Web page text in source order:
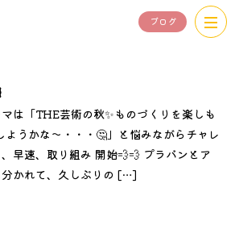
ブログ
は「THE芸術の秋✨ものづくりを楽しも
うかな～・・・🤔」と悩みながらチャレ
早速、取り組み 開始💨💨 プラバンとア
分かれて、久しぶりの […]